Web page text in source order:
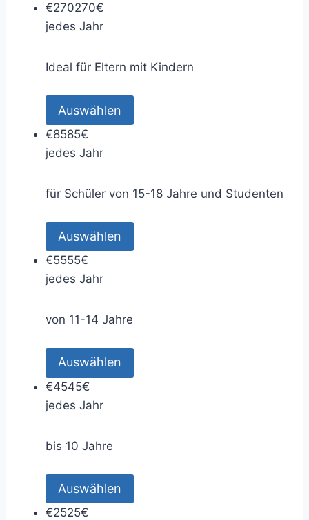
€270270€
jedes Jahr
Ideal für Eltern mit Kindern
Auswählen
€8585€
jedes Jahr
für Schüler von 15-18 Jahre und Studenten
Auswählen
€5555€
jedes Jahr
von 11-14 Jahre
Auswählen
€4545€
jedes Jahr
bis 10 Jahre
Auswählen
€2525€